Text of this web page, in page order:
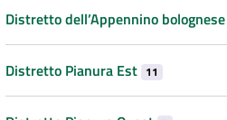
Distretto dell’Appennino bolognese
Distretto Pianura Est 11